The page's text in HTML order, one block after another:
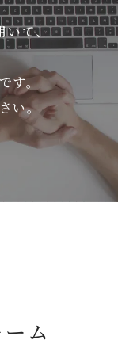
いて、
す。
い。
ム